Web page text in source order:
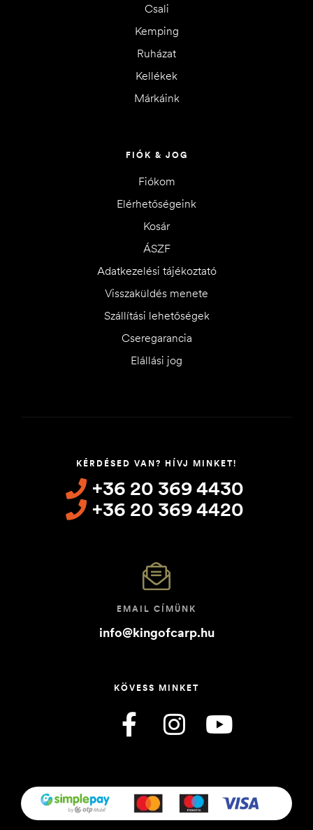
Csali
Kemping
Ruházat
Kellékek
Márkáink
FIÓK & JOG
Fiókom
Elérhetőségeink
Kosár
ÁSZF
Adatkezelési tájékoztató
Visszaküldés menete
Szállítási lehetőségek
Cseregarancia
Elállási jog
KÉRDÉSED VAN? HÍVJ MINKET!
+36 20 369 4430
+36 20 369 4420
EMAIL CÍMÜNK
info@kingofcarp.hu
KÖVESS MINKET